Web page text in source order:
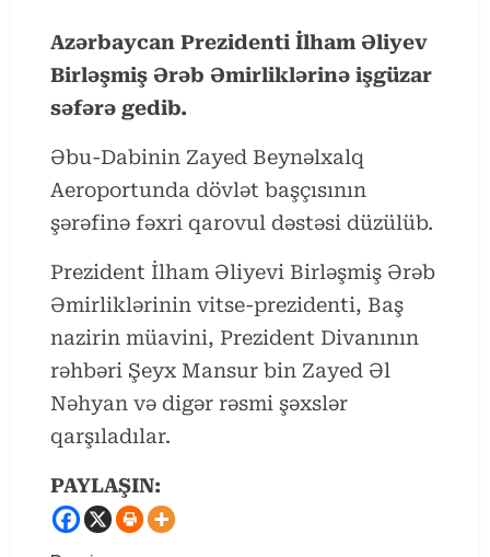
Azərbaycan Prezidenti İlham Əliyev
Birləşmiş Ərəb Əmirliklərinə işgüzar
səfərə gedib.
Əbu-Dabinin Zayed Beynəlxalq
Aeroportunda dövlət başçısının
şərəfinə fəxri qarovul dəstəsi düzülüb.
Prezident İlham Əliyevi Birləşmiş Ərəb
Əmirliklərinin vitse-prezidenti, Baş
nazirin müavini, Prezident Divanının
rəhbəri Şeyx Mansur bin Zayed Əl
Nəhyan və digər rəsmi şəxslər
qarşıladılar.
PAYLAŞIN: